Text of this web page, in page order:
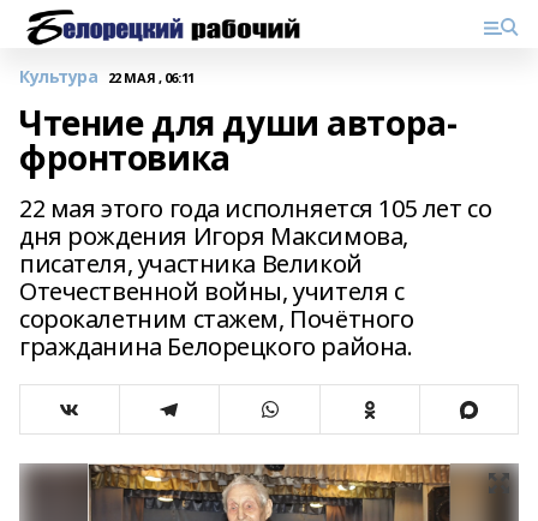
Культура 22 МАЯ , 06:11
Чтение для души автора-
фронтовика
22 мая этого года исполняется 105 лет со
дня рождения Игоря Максимова,
писателя, участника Великой
Отечественной войны, учителя с
сорокалетним стажем, Почётного
гражданина Белорецкого района.